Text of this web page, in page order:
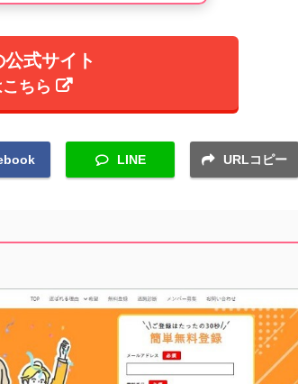
式サイト
ちら
LINE URLコピー